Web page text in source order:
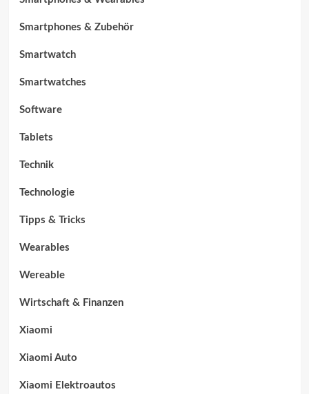
Smartphones & Zubehör
Smartwatch
Smartwatches
Software
Tablets
Technik
Technologie
Tipps & Tricks
Wearables
Wereable
Wirtschaft & Finanzen
Xiaomi
Xiaomi Auto
Xiaomi Elektroautos